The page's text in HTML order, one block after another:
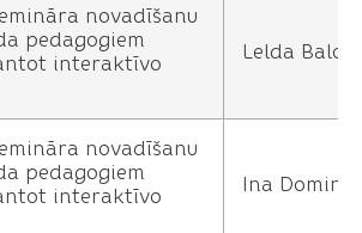
novadīšanu
pedagogiem
interaktīvo
Lelda
novadīšanu
pedagogiem
interaktīvo
Ina Domina